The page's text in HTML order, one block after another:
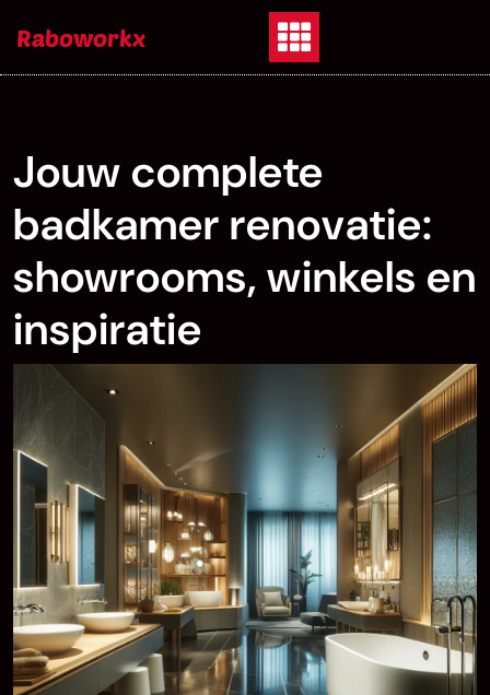
Raboworkx
Jouw complete
badkamer renovatie:
showrooms, winkels en
inspiratie